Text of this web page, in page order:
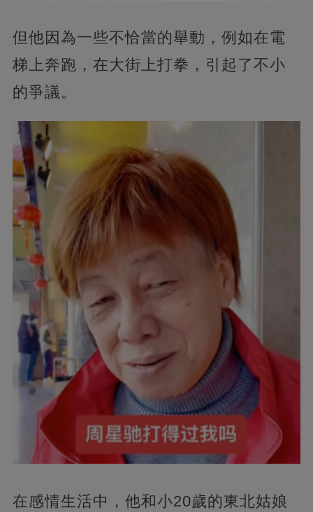
但他因為一些不恰當的舉動，例如在電
梯上奔跑，在大街上打拳，引起了不小
的爭議。
在感情生活中，他和小20歲的東北姑娘